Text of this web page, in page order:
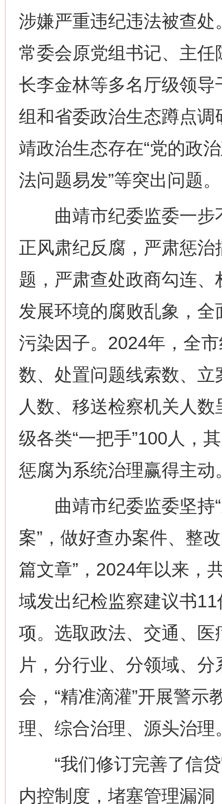
涉嫌严重违纪违法被查
常委会原党组书记、主
长李金林等多名厅级领
组和省委政治生态蹲点
靖政治生态存在“党的政
法问题易发”等突出问题。
曲靖市纪委监委一步
正风肃纪反腐，严肃惩
题，严肃查处政商勾连
发展环境的腐败乱象，
污染因子。2024年，全
数、处置问题线索数、
人数、移送检察机关人数
级各类“一把手”100人，
惩腐为系统治理赢得主动
曲靖市纪委监委坚持“
案”，做好查办案件、整
篇文章”，2024年以来，
域发出纪检监察建议书
项。选取政法、交通、
片，分行业、分领域、
会，“精准滴灌”开展警
理、综合治理、源头治理
“我们修订完善了信贷
内控制度，堵塞管理漏